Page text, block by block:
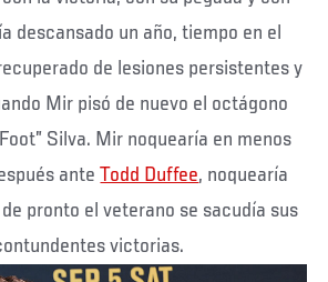
descansado un año, tiempo en el
de lesiones persistentes y
Mir pisó de nuevo el octágono
Silva. Mir noquearía en menos
anteTodd Duffee, noquearía
pronto el veterano se sacudía sus
victorias.